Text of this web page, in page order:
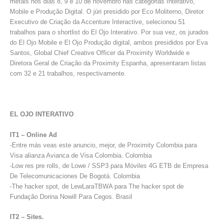
Mobile e Produção Digital. O júri presidido por Eco Moliterno, Diretor
Executivo de Criação da Accenture Interactive, selecionou 51
trabalhos para o shortlist do El Ojo Interativo. Por sua vez, os jurados
do El Ojo Mobile e El Ojo Produção digital, ambos presididos por Eva
Santos, Global Chief Creative Officer da Proximity Worldwide e
Diretora Geral de Criação da Proximity Espanha, apresentaram listas
com 32 e 21 trabalhos, respectivamente.
EL OJO INTERATIVO
IT1 – Online Ad
-Entre más veas este anuncio, mejor, de Proximity Colombia para
Visa alianza Avianca de Visa Colombia. Colombia
-Low res pre rolls, de Lowe / SSP3 para Móviles 4G ETB de Empresa
De Telecomunicaciones De Bogotá. Colombia
-The hacker spot, de LewLaraTBWA para The hacker spot de
Fundação Dorina Nowill Para Cegos. Brasil
IT2 – Sites.